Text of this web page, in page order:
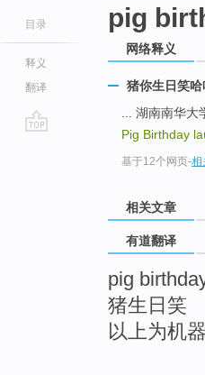
目录
释义
翻译
pig
网络释义
猪你生日笑哈
... 湖南南华
Pig Birthday
基于12个网页-相
相关文章
有道翻译
pig
猪生日笑
以上为机